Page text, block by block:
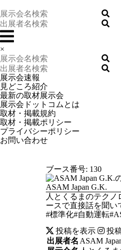
×
展示会速報
見どころ紹介
最新の取材展示会
展示会ドットコムとは
取材・掲載規約
取材・掲載ポリシー
プライバシーポリシー
お問い合わせ
ブース番号: 130
ASAM Japan G.K.
人とくるまのテク
ースで直接話を聞い
#標準化#自動運転
投稿を表示
投
出展者名 ASAM